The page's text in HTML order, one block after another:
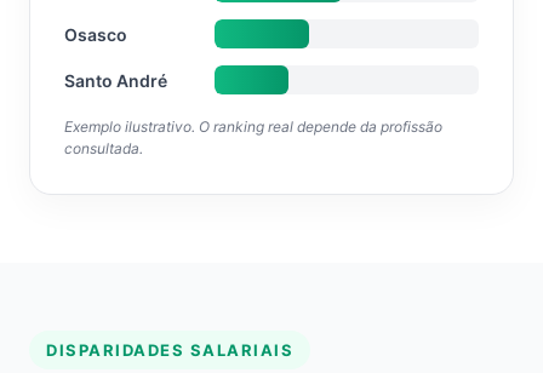
Osasco
Santo André
Exemplo ilustrativo. O ranking real depende da profissão
consultada.
DISPARIDADES SALARIAIS